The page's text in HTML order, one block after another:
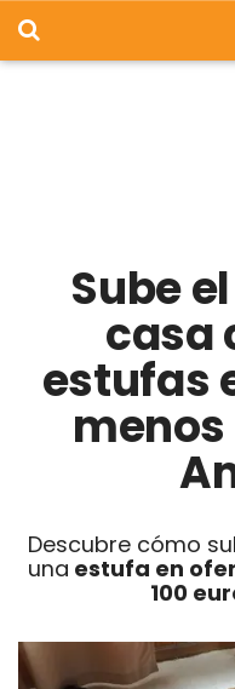
Sube
casa
estufas
menos
Descubre cómo
una estufa en
100